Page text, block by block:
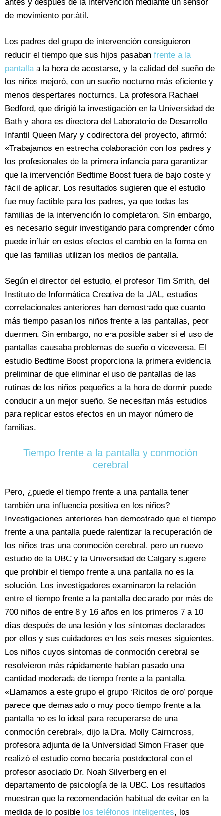
antes y después de la intervención mediante un sensor
de movimiento portátil.
Los padres del grupo de intervención consiguieron
reducir el tiempo que sus hijos pasaban frente a la
pantallaa la hora de acostarse, y la calidad del sueño de
los niños mejoró, con un sueño nocturno más eficiente y
menos despertares nocturnos. La profesora Rachael
Bedford, que dirigió la investigación en la Universidad de
Bath y ahora es directora del Laboratorio de Desarrollo
Infantil Queen Mary y codirectora del proyecto, afirmó:
«Trabajamos en estrecha colaboración con los padres y
los profesionales de la primera infancia para garantizar
que la intervención Bedtime Boost fuera de bajo coste y
fácil de aplicar. Los resultados sugieren que el estudio
fue muy factible para los padres, ya que todas las
familias de la intervención lo completaron. Sin embargo,
es necesario seguir investigando para comprender cómo
puede influir en estos efectos el cambio en la forma en
que las familias utilizan los medios de pantalla.
Según el director del estudio, el profesor Tim Smith, del
Instituto de Informática Creativa de la UAL, estudios
correlacionales anteriores han demostrado que cuanto
más tiempo pasan los niños frente a las pantallas, peor
duermen. Sin embargo, no era posible saber si el uso de
pantallas causaba problemas de sueño o viceversa. El
estudio Bedtime Boost proporciona la primera evidencia
preliminar de que eliminar el uso de pantallas de las
rutinas de los niños pequeños a la hora de dormir puede
conducir a un mejor sueño. Se necesitan más estudios
para replicar estos efectos en un mayor número de
familias.
Tiempo frente a la pantalla y conmoción
cerebral
Pero, ¿puede el tiempo frente a una pantalla tener
también una influencia positiva en los niños?
Investigaciones anteriores han demostrado que el tiempo
frente a una pantalla puede ralentizar la recuperación de
los niños tras una conmoción cerebral, pero un nuevo
estudio de la UBC y la Universidad de Calgary sugiere
que prohibir el tiempo frente a una pantalla no es la
solución. Los investigadores examinaron la relación
entre el tiempo frente a la pantalla declarado por más de
700 niños de entre 8 y 16 años en los primeros 7 a 10
días después de una lesión y los síntomas declarados
por ellos y sus cuidadores en los seis meses siguientes.
Los niños cuyos síntomas de conmoción cerebral se
resolvieron más rápidamente habían pasado una
cantidad moderada de tiempo frente a la pantalla.
«Llamamos a este grupo el grupo ‘Ricitos de oro’ porque
parece que demasiado o muy poco tiempo frente a la
pantalla no es lo ideal para recuperarse de una
conmoción cerebral», dijo la Dra. Molly Cairncross,
profesora adjunta de la Universidad Simon Fraser que
realizó el estudio como becaria postdoctoral con el
profesor asociado Dr. Noah Silverberg en el
departamento de psicología de la UBC. Los resultados
muestran que la recomendación habitual de evitar en la
medida de lo posible los teléfonos inteligentes, los